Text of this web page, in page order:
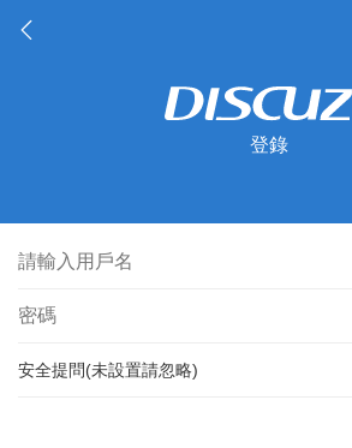
登錄
安全提問(未設置請忽略)